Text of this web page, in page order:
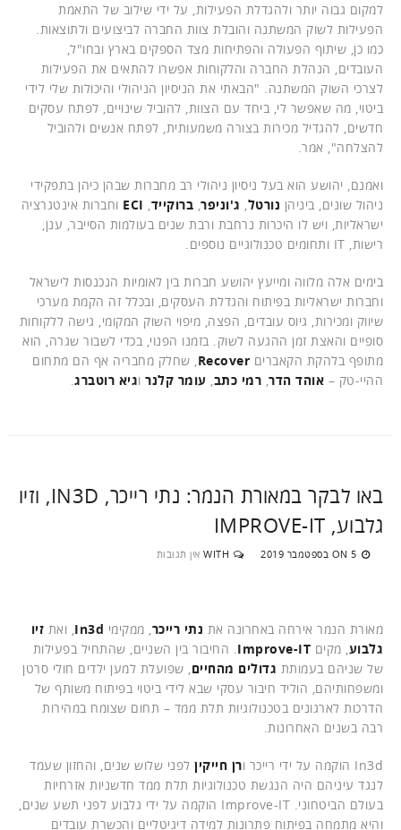
למקום גבוה יותר ולהגדלת הפעילות, על ידי שילוב של התאמת
הפעילות לשוק המשתנה והובלת צוות החברה לביצועים ולתוצאות.
כמו כן, שיתוף הפעולה והפתיחות מצד הספקים בארץ ובחו"ל,
העובדים, הנהלת החברה והלקוחות אפשרו להתאים את הפעילות
לצרכי השוק המשתנה. "הבאתי את הניסיון הניהולי והיכולות שלי לידי
ביטוי, מה שאפשר לי, ביחד עם הצוות, להוביל שינויים, לפתח עסקים
חדשים, להגדיל מכירות בצורה משמעותית, לפתח אנשים ולהוביל
להצלחה", אמר.
ואמנם, יהושע הוא בעל ניסיון ניהולי רב מחברות שבהן כיהן בתפקידי
ניהול שונים, ביניהן נורטל, ג'וניפר, ברוקייד,
ECI וחברות אינטגרציה
ישראליות, ויש לו היכרות נרחבת ורבת שנים בעולמות הסייבר, ענן,
רישות, IT ותחומים טכנולוגיים נוספים.
בימים אלה מלווה ומייעץ יהושע חברות בין לאומיות הנכנסות לישראל
וחברות ישראליות בפיתוח והגדלת העסקים, ובכלל זה הקמת מערכי
שיווק ומכירות, גיוס עובדים, הפצה, מיפוי השוק המקומי, גישה ללקוחות
סופיים והאצת זמן ההגעה לשוק. בזמנו הפנוי, בכדי לשבור שגרה, הוא
מתופף בלהקת הקאברים Recover, שחלק מחבריה אף הם מתחום
ההיי-טק – אוהד הדר, רמי כתב, עומר קלנר וגיא רוטברג.
באו לבקר במאורת הנמר: נתי רייכר, IN3D, וזיו
גלבוע, IMPROVE-IT
ON 5 בספטמבר 2019 WITH אין תגובות
מאורת הנמר אירחה באחרונה את נתי רייכר, ממקימי In3d, ואת זיו
גלבוע, מקים Improve-IT. החיבור בין השניים, שהתחיל בפעילות
של שניהם בעמותת גדולים מהחיים, שפועלת למען ילדים חולי סרטן
ומשפחותיהם, הוליד חיבור עסקי שבא לידי ביטוי בפיתוח משותף של
הדרכות לארגונים בטכנולוגיות תלת ממד – תחום שצומח במהירות
רבה בשנים האחרונות.
In3d הוקמה על ידי רייכר ו רן חייקין לפני שלוש שנים, והחזון שעמד
לנגד עיניהם היה הנגשת טכנולוגיות תלת ממד חדשניות אזרחיות
בעולם הביטחוני. Improve-IT הוקמה על ידי גלבוע לפני תשע שנים,
והיא מתמחה בפיתוח פתרונות למידה דיגיטליים והכשרת עובדים